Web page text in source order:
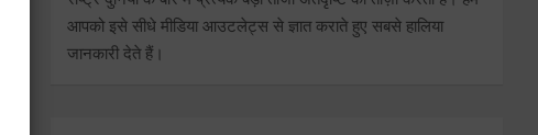
आपको इसे सीधे मीडिया आउटलेट्स से ज्ञात कराते हुए सबसे हालिया
जानकारी देते हैं।